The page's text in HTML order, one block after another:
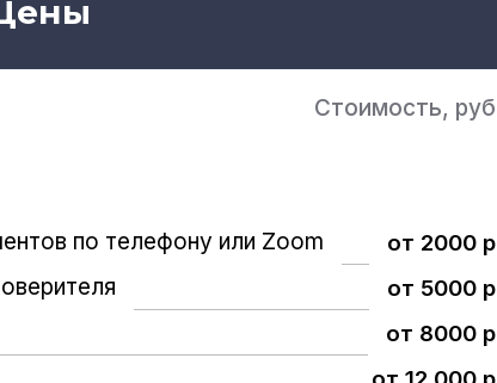
Стоимость,
по телефону или Zoom
от 2000
от 5000
от 8000